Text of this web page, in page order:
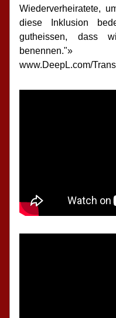
Wiederverheiratete,
diese Inklusion
gutheissen, dass
www.DeepL.com/